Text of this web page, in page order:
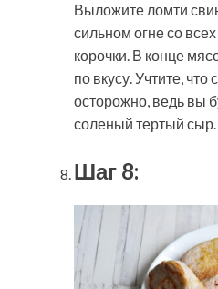
Выложите ломти
сильном огне со
корочки. В конце
по вкусу. Учтите,
осторожно, ведь вы
соленый тертый сыр.
Шаг 8: